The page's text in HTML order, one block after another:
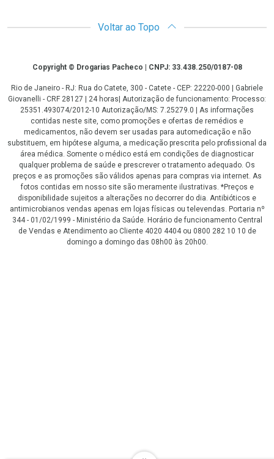
Voltar ao Topo
CopyrightCopyright © Drogarias Pacheco | CNPJ: 33.438.250/0187-08
Rio de Janeiro - RJ: Rua do Catete, 300 - Catete - CEP: 22220-000 | Gabriele
Giovanelli - CRF 28127 | 24 horas| Autorização de funcionamento: Processo:
25351.493074/2012-10 Autorização/MS: 7.25279.0 | As informações
contidas neste site, como promoções e ofertas de remédios e
medicamentos, não devem ser usadas para automedicação e não
substituem, em hipótese alguma, a medicação prescrita pelo profissional da
área médica. Somente o médico está em condições de diagnosticar
qualquer problema de saúde e prescrever o tratamento adequado. Os
preços e as promoções são válidos apenas para compras via internet. As
fotos contidas em nosso site são meramente ilustrativas. *Preços e
disponibilidade sujeitos a alterações no decorrer do dia. Antibióticos e
antimicrobianos vendas apenas em lojas físicas ou televendas. Portaria nº
344 - 01/02/1999 - Ministério da Saúde. Horário de funcionamento Central
de Vendas e Atendimento ao Cliente 4020 4404 ou 0800 282 10 10 de
domingo a domingo das 08h00 às 20h00.